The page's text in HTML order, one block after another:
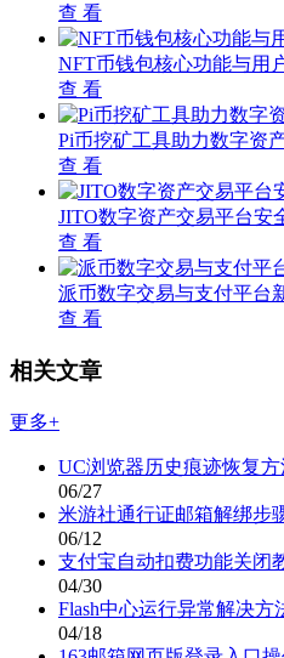
查 看
NFT币钱包核心功能与用
查 看
Pi币挖矿工具助力数字资
查 看
JITO数字资产交易平台安
查 看
派币数字交易与支付平台
查 看
相关文章
更多+
UC浏览器历史痕迹恢复方
06/27
米游社通行证邮箱解绑步
06/12
支付宝自动扣费功能关闭
04/30
Flash中心运行异常解决方
04/18